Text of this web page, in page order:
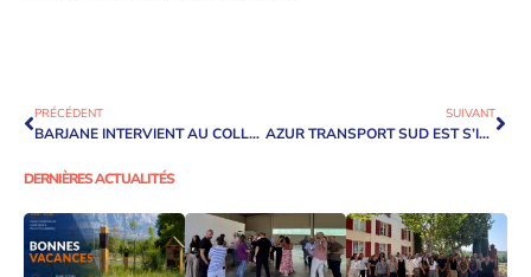
PRÉCÉDENT
BARJANE INTERVIENT AU COLLOQUE ÉNERGIE ORGANISÉ SUR LE TERRITOIRE DE ROISSY
SUIVANT
AZUR TRANSPORT SUD EST S’INSTALLE SUR LE PARC DES BRÉGUIÈRES
DERNIÈRES ACTUALITÉS